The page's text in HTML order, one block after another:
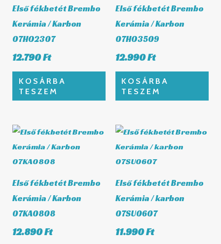
Első fékbetét Brembo
Kerámia / Karbon
07HO2307
12.790Ft
KOSÁRBA
TESZEM
Első fékbetét Brembo
Kerámia / Karbon
07HO3509
12.990Ft
KOSÁRBA
TESZEM
Első fékbetét Brembo
Kerámia / Karbon
07KA0808
12.890Ft
Első fékbetét Brembo
Kerámia / karbon
07SU0607
11.990Ft